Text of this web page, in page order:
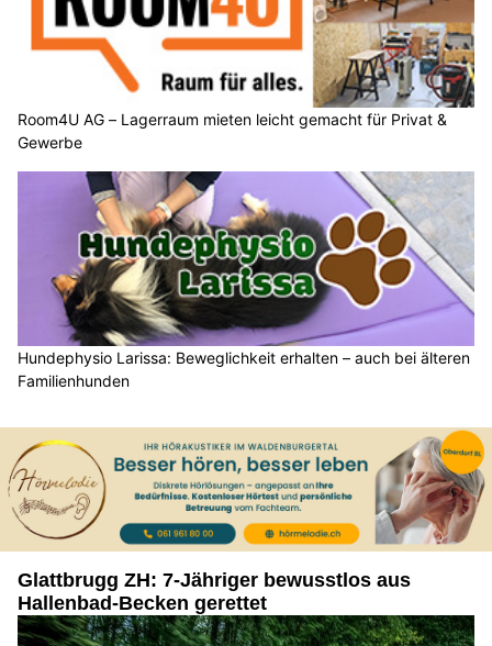
Room4U AG – Lagerraum mieten leicht gemacht für Privat &
Gewerbe
Hundephysio Larissa: Beweglichkeit erhalten – auch bei älteren
Familienhunden
Glattbrugg ZH: 7-Jähriger bewusstlos aus
Hallenbad-Becken gerettet